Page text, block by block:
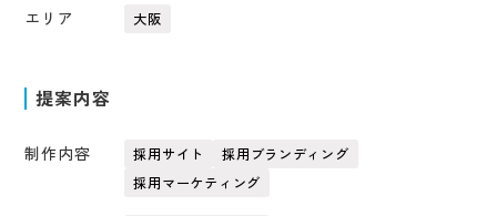
エリア 大阪
提案内容
制作内容 採用サイト
採用ブランディング
採用マーケティング